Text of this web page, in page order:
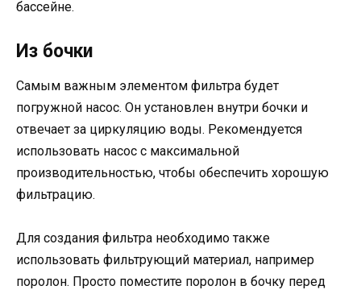
бассейне.
Из бочки
Самым важным элементом фильтра будет
погружной насос. Он установлен внутри бочки и
отвечает за циркуляцию воды. Рекомендуется
использовать насос с максимальной
производительностью, чтобы обеспечить хорошую
фильтрацию.
Для создания фильтра необходимо также
использовать фильтрующий материал, например
поролон. Просто поместите поролон в бочку перед